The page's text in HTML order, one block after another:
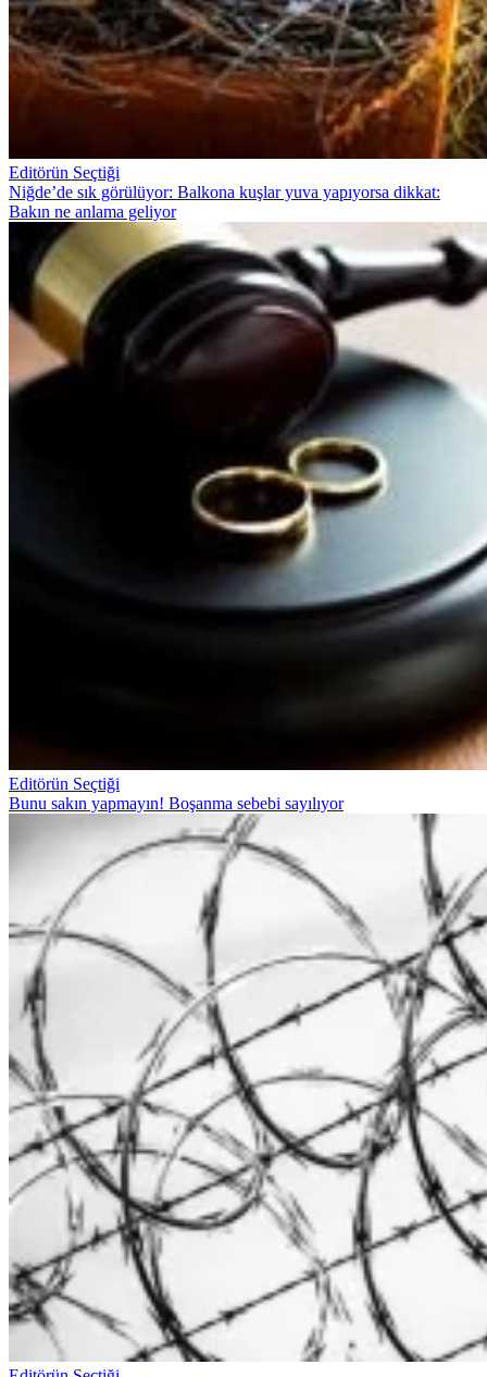
Editörün Seçtiği
Niğde’de sık görülüyor: Balkona kuşlar yuva yapıyorsa dikkat:
Bakın ne anlama geliyor
Editörün Seçtiği
Bunu sakın yapmayın! Boşanma sebebi sayılıyor